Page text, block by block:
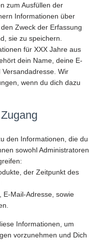
zum Ausfüllen der
Informationen über
Zweck der Erfassung
sie zu speichern.
für XXX Jahre aus
dein Name, deine E-
Wir
wenn du dich dazu
den Informationen, die du
sowohl Administratoren
der Zeitpunkt des
E-Mail-Adresse, sowie
Informationen, um
vorzunehmen und Dich